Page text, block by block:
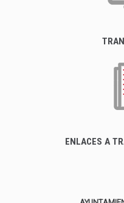
ENLACES A